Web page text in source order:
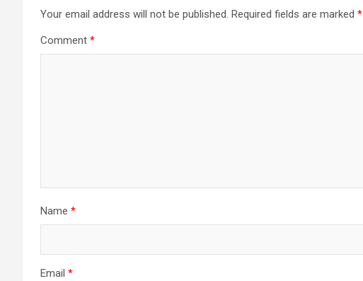
Your email address will not be published. Required fields are marked *
Comment *
Name *
Email *